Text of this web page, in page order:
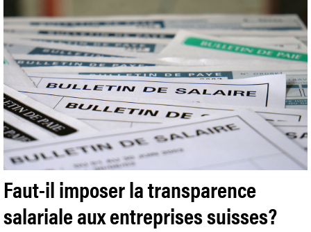
Faut-il imposer la transparence
salariale aux entreprises suisses?